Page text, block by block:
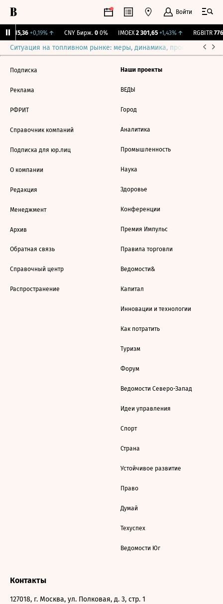
Войти
115,36 +0,19%↑ CNY Бирж. 0 0% IMOEX 2 301,65 +1,43%↑ RGBITR
Ситуация на топливном рынке: меры, динамика, прогнозы
Подписка
Реклама
РФРИТ
Справочник компаний
Подписка для юр.лиц
О компании
Редакция
Менеджмент
Архив
Обратная связь
Справочный центр
Распространение
Наши проекты
ВЕДЫ
Город
Аналитика
Промышленность
Наука
Здоровье
Конференции
Премия Импульс
Правила торговли
Ведомости&
Капитал
Инновации и технологии
Как потратить
Туризм
Форум
Ведомости Северо-Запад
Идеи управления
Спорт
Страна
Устойчивое развитие
Право
Думай
Техуспех
Ведомости Юг
Контакты
127018, г. Москва, ул. Полковая, д. 3, стр. 1